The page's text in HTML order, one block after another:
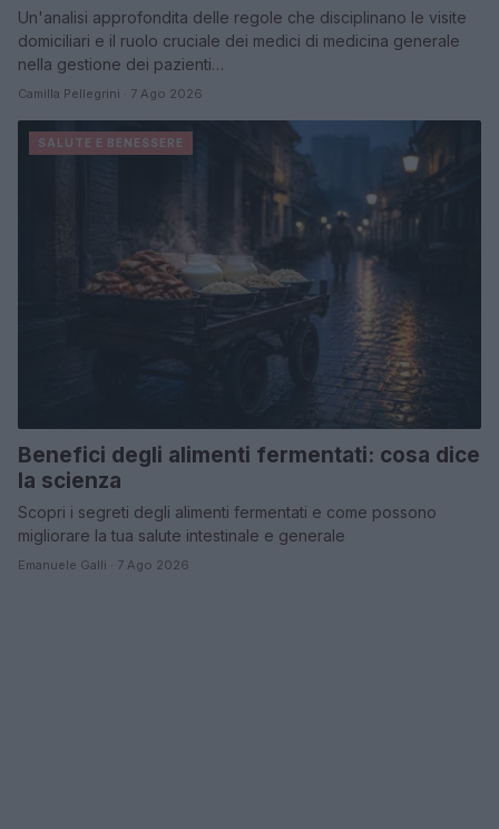
Un'analisi approfondita delle regole che disciplinano le visite
domiciliari e il ruolo cruciale dei medici di medicina generale
nella gestione dei pazienti…
Camilla Pellegrini · 7 Ago 2026
SALUTE E BENESSERE
Benefici degli alimenti fermentati: cosa dice
la scienza
Scopri i segreti degli alimenti fermentati e come possono
migliorare la tua salute intestinale e generale
Emanuele Galli · 7 Ago 2026